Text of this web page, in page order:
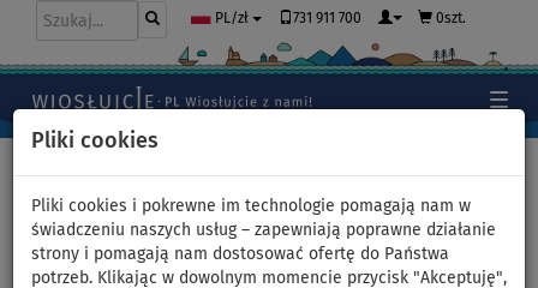
Pliki cookies
Pliki cookies i pokrewne im technologie pomagają nam w
świadczeniu naszych usług – zapewniają poprawne działanie
strony i pomagają nam dostosować ofertę do Państwa
potrzeb. Klikając w dowolnym momencie przycisk "Akceptuję",
PL/zł 731 911 700 0szt.
Deski SUP - AQUA MARINA